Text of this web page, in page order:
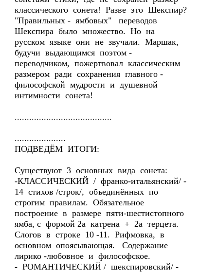
классического сонета! Разве это Шекспир?
"Правильных - ямбовых" переводов
Шекспира было множество. Но на
русском языке они не звучали. Маршак,
будучи выдающимся поэтом -
переводчиком, пожертвовал классическим
размером ради сохранения главного -
философской мудрости и душевной
интимности сонета!
........................................
.....................
ПОДВЕДЁМ ИТОГИ:
Существуют 3 основных вида сонета:
-КЛАССИЧЕСКИЙ / франко-итальянский/ -
14 стихов /строк/, объединённых по
строгим правилам. Обязательное
построение в размере пяти-шестистопного
ямба, с формой 2а катрена + 2а терцета.
Слогов в строке 10 -11. Рифмовка, в
основном опоясывающая. Содержание
лирико -любовное и философское.
- РОМАНТИЧЕСКИЙ / шекспировский/ -